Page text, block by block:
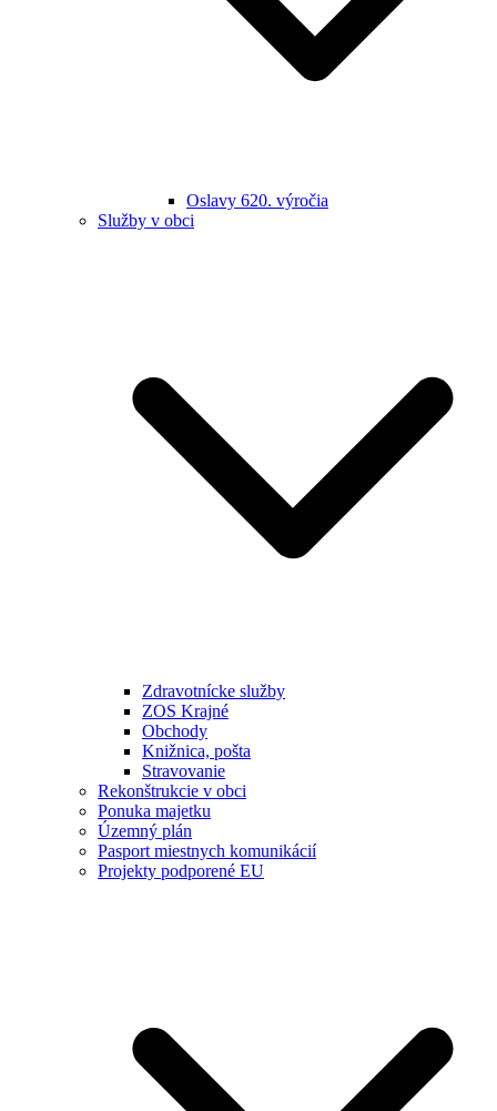
Oslavy 620. výročia
Služby v obci
Zdravotnícke služby
ZOS Krajné
Obchody
Knižnica, pošta
Stravovanie
Rekonštrukcie v obci
Ponuka majetku
Územný plán
Pasport miestnych komunikácií
Projekty podporené EU